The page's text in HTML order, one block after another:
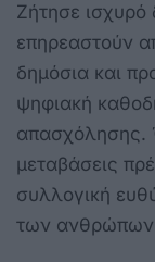
Ζήτησε ισχυρό
επηρεαστούν
δημόσια και
ψηφιακή
απασχόλησης.
μεταβάσεις
συλλογική
των ανθρώπων